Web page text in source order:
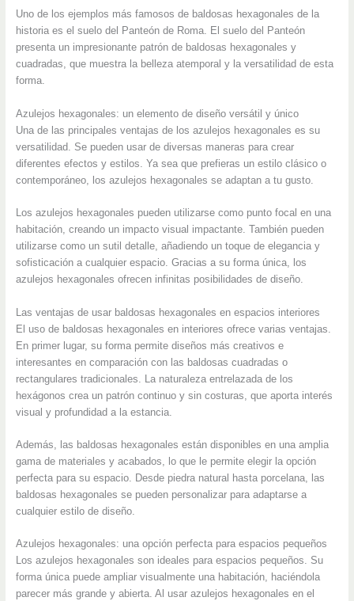
Uno de los ejemplos más famosos de baldosas hexagonales de la
historia es el suelo del Panteón de Roma. El suelo del Panteón
presenta un impresionante patrón de baldosas hexagonales y
cuadradas, que muestra la belleza atemporal y la versatilidad de esta
forma.
Azulejos hexagonales: un elemento de diseño versátil y único
Una de las principales ventajas de los azulejos hexagonales es su
versatilidad. Se pueden usar de diversas maneras para crear
diferentes efectos y estilos. Ya sea que prefieras un estilo clásico o
contemporáneo, los azulejos hexagonales se adaptan a tu gusto.
Los azulejos hexagonales pueden utilizarse como punto focal en una
habitación, creando un impacto visual impactante. También pueden
utilizarse como un sutil detalle, añadiendo un toque de elegancia y
sofisticación a cualquier espacio. Gracias a su forma única, los
azulejos hexagonales ofrecen infinitas posibilidades de diseño.
Las ventajas de usar baldosas hexagonales en espacios interiores
El uso de baldosas hexagonales en interiores ofrece varias ventajas.
En primer lugar, su forma permite diseños más creativos e
interesantes en comparación con las baldosas cuadradas o
rectangulares tradicionales. La naturaleza entrelazada de los
hexágonos crea un patrón continuo y sin costuras, que aporta interés
visual y profundidad a la estancia.
Además, las baldosas hexagonales están disponibles en una amplia
gama de materiales y acabados, lo que le permite elegir la opción
perfecta para su espacio. Desde piedra natural hasta porcelana, las
baldosas hexagonales se pueden personalizar para adaptarse a
cualquier estilo de diseño.
Azulejos hexagonales: una opción perfecta para espacios pequeños
Los azulejos hexagonales son ideales para espacios pequeños. Su
forma única puede ampliar visualmente una habitación, haciéndola
parecer más grande y abierta. Al usar azulejos hexagonales en el